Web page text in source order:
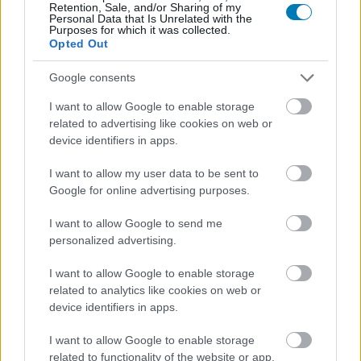
Retention, Sale, and/or Sharing of my
Personal Data that Is Unrelated with the
Purposes for which it was collected.
Opted Out
Google consents
I want to allow Google to enable storage
related to advertising like cookies on web or
device identifiers in apps.
I want to allow my user data to be sent to
Google for online advertising purposes.
I want to allow Google to send me
personalized advertising.
I want to allow Google to enable storage
related to analytics like cookies on web or
device identifiers in apps.
I want to allow Google to enable storage
related to functionality of the website or app.
Megvan, hogy mikor jön a
túlélős Dragon Ball játék
2022 július 21. 21:45
A Dragon Ball: The Breakers egy aszimmetrikus
multiplayer játék, és hamarosan el is rajtolhat.
Unmute Loaded
21.65%
A Bandai Namco és a Dimps még tavaly jelentette be,